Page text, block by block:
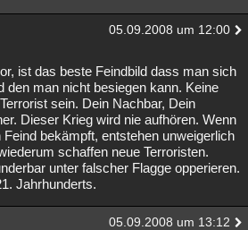
05.09.2008 um 12:00
ist das beste Feindbild dass man sich
den man nicht besiegen kann. Keine
sein. Dein Nachbar, Dein
Dieser Krieg wird nie aufhören. Wenn
bekämpft, entstehen unweigerlich
schaffen neue Terroristen.
unter falscher Flagge opperieren.
Jahrhunderts.
05.09.2008 um 13:12